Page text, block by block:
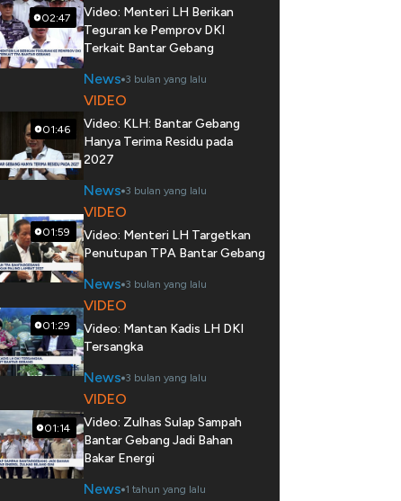
02:47
Video: Menteri LH Berikan
Teguran ke Pemprov DKI
Terkait Bantar Gebang
News 3 bulan yang lalu
01:46
VIDEO
Video: KLH: Bantar Gebang
Hanya Terima Residu pada
2027
News 3 bulan yang lalu
01:59
VIDEO
Video: Menteri LH Targetkan
Penutupan TPA Bantar Gebang
News 3 bulan yang lalu
01:29
VIDEO
Video: Mantan Kadis LH DKI
Tersangka
News 3 bulan yang lalu
01:14
VIDEO
Video: Zulhas Sulap Sampah
Bantar Gebang Jadi Bahan
Bakar Energi
News 1 tahun yang lalu